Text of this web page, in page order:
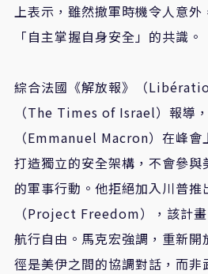
上表示，雖然撤軍時機令人意
「自主掌握自身安全」的共識。
綜合法國《解放報》（
（The Times of Israel）報導
（Emmanuel Macron）在峰
打造獨立的安全架構，不會參與
的軍事行動。他拒絕加入川普推
（Project Freedom），該計
航行自由。馬克宏強調，重新
徑是美伊之間的協調對話，而